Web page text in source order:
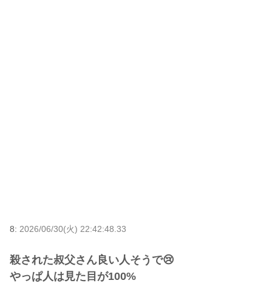
8: 2026/06/30(火) 22:42:48.33
殺された叔父さん良い人そうで😢
やっぱ人は見た目が100%